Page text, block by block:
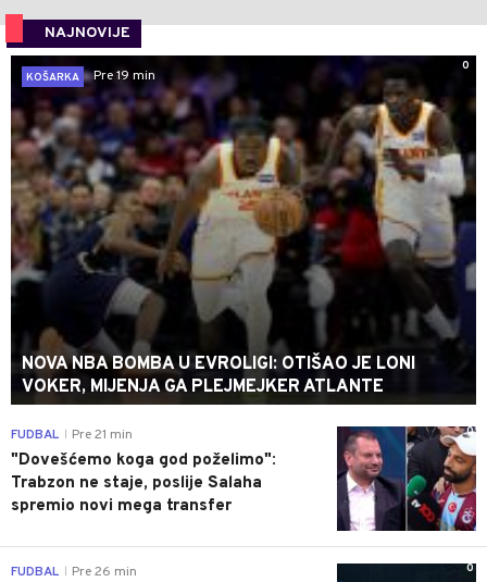
NAJNOVIJE
0
KOŠARKA
Pre 19 min
NOVA NBA BOMBA U EVROLIGI: OTIŠAO JE LONI
VOKER, MIJENJA GA PLEJMEJKER ATLANTE
0
FUDBAL Pre 21 min
"Dovešćemo koga god poželimo":
Trabzon ne staje, poslije Salaha
spremio novi mega transfer
0
FUDBAL Pre 26 min